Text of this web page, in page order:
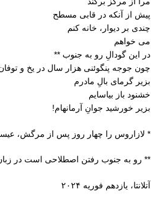
پیش از آنکه در قابی مسطح
چندی بر دیوار، خانه کنم
می خواهم
در این گودالِ رو به جنوب **
چون جوجه پنگوئنی هزار سال در
بزیر گرمای بالِ مادرم
خشنود باز بیاسایم
بزیر خورشید جوانِ آرمانهام!
* لازاروس را چهار روز پس از مرگش،
** رو به جنوب رفتن اصطلاحی است در
آتلانتا، یازدهم فوریه ۲۰۲۴